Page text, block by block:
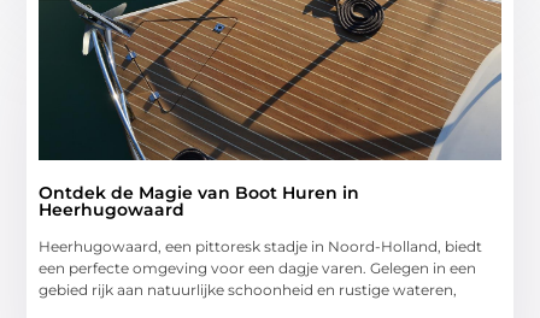
Ontdek de Magie van Boot Huren in
Heerhugowaard
Heerhugowaard, een pittoresk stadje in Noord-Holland, biedt
een perfecte omgeving voor een dagje varen. Gelegen in een
gebied rijk aan natuurlijke schoonheid en rustige wateren,